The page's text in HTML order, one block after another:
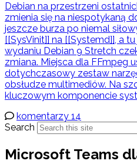
Debian na przestrzeni
zmienia się na niespotykaną
jeszcze burza po niemal
[[SysVinit]] na [[Systemd]], a
wydaniu Debian 9 Stretch
zmiana. Miejsca dla FFmpeg
dotychczasowy zestaw
obsłudze multimediów. Na
kluczowym komponencie
komentarzy 14
Search
Microsoft Teams